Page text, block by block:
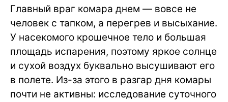
Главный враг комара днем — вовсе не
человек с тапком, а перегрев и высыхание.
У насекомого крошечное тело и большая
площадь испарения, поэтому яркое солнце
и сухой воздух буквально высушивают его
в полете. Из-за этого в разгар дня комары
почти не активны: исследование суточного